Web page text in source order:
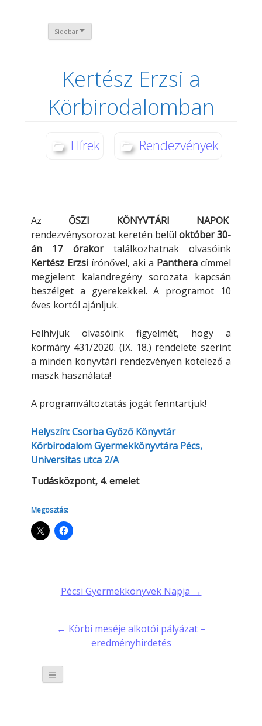
Sidebar
Kertész Erzsi a
Körbirodalomban
Hírek Rendezvények
Az ŐSZI KÖNYVTÁRI NAPOK
rendezvénysorozat keretén belüloktóber 30-
án 17 órakortalálkozhatnak olvasóink
Kertész Erzsiírónővel, aki a Panthera címmel
megjelent kalandregény sorozata kapcsán
beszélget a gyerekekkel. A programot 10
éves kortól ajánljuk.
Felhívjuk olvasóink figyelmét, hogy a
kormány 431/2020. (IX. 18.) rendelete szerint
a minden könyvtári rendezvényen kötelező a
maszk használata!
A programváltoztatás jogát fenntartjuk!
Helyszín: Csorba Győző Könyvtár
Körbirodalom Gyermekkönyvtára Pécs,
Universitas utca 2/A
Tudásközpont, 4. emelet
Megosztás:
Post
navigation
Pécsi Gyermekkönyvek Napja →
← Körbi meséje alkotói pályázat –
eredményhirdetés